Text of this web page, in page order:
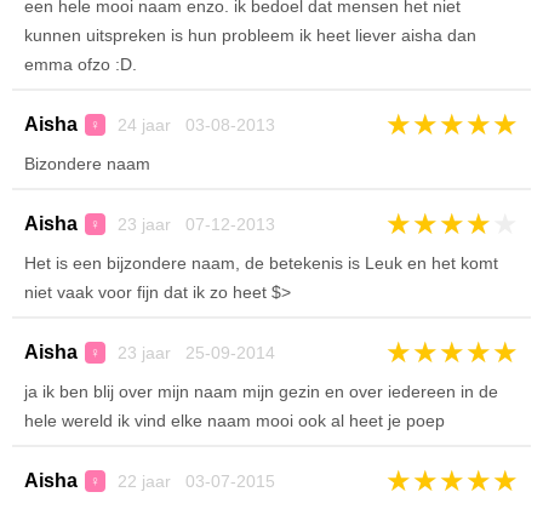
een hele mooi naam enzo. ik bedoel dat mensen het niet
kunnen uitspreken is hun probleem ik heet liever aisha dan
emma ofzo :D.
Aisha ♀ 24 jaar 03-08-2013 ★★★★★
Bizondere naam
Aisha ♀ 23 jaar 07-12-2013 ★★★★
Het is een bijzondere naam, de betekenis is Leuk en het komt
niet vaak voor fijn dat ik zo heet $>
Aisha ♀ 23 jaar 25-09-2014 ★★★★★
ja ik ben blij over mijn naam mijn gezin en over iedereen in de
hele wereld ik vind elke naam mooi ook al heet je poep
Aisha ♀ 22 jaar 03-07-2015 ★★★★★